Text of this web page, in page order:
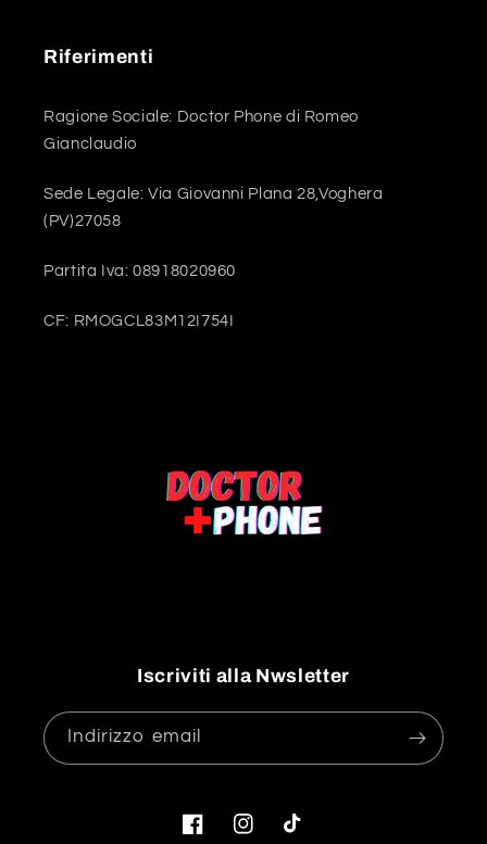
Riferimenti
Ragione Sociale: Doctor Phone di Romeo
Gianclaudio
Sede Legale: Via Giovanni Plana 28,Voghera
(PV)27058
Partita Iva: 08918020960
CF: RMOGCL83M12I754I
Iscriviti alla Nwsletter
Indirizzo email
FacebookInstagramTikTok